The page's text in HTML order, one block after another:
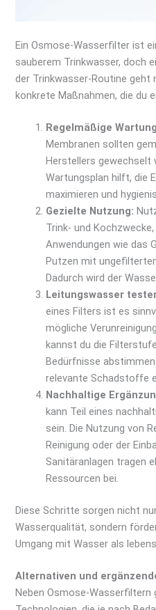
Ein Osmose-Wasserfilter ist
sauberem Trinkwasser, doch
der Trinkwasser-Routine geht
konkrete Maßnahmen, die du
Regelmäßige
Membranen sollten
Herstellers gewechselt
Wartungsplan hilft, die
maximieren und
Gezielte Nutzung:
Trink- und
Anwendungen wie das
Putzen mit
Dadurch wird der
Leitungswasser
eines Filters ist es
mögliche
kannst du die
Bedürfnisse
relevante Schadstoffe
Nachhaltige
kann Teil eines
sein. Die Nutzung von
Reinigung oder der
Sanitäranlagen tragen
Ressourcen bei.
Diese Schritte sorgen nicht
Wasserqualität, sondern
Umgang mit Wasser als
Alternativen und
Neben Osmose-Wasserfiltern